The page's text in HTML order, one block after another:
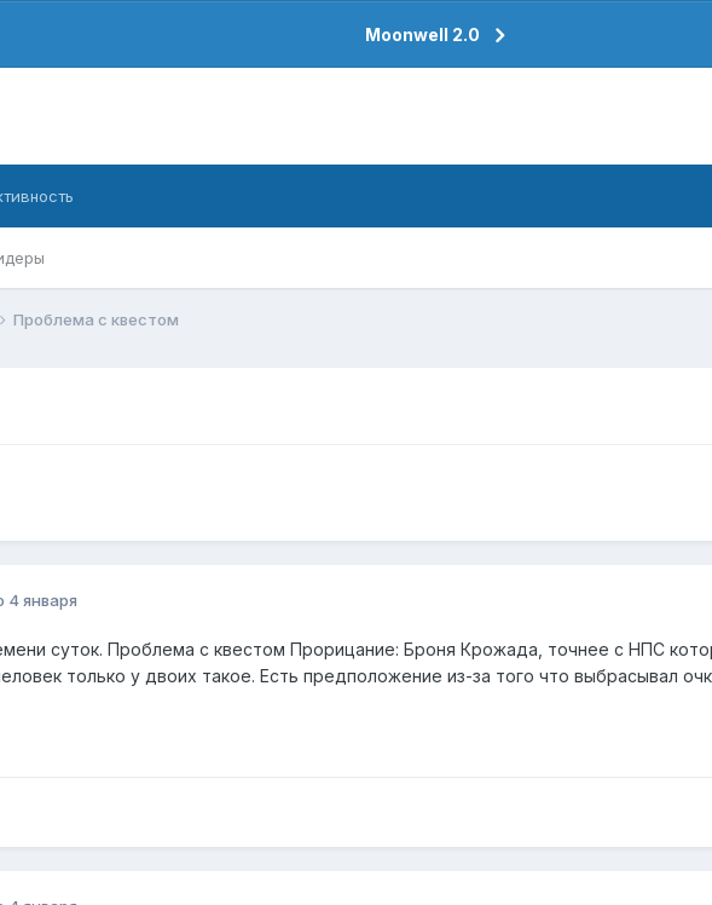
Moonwell 2.0
Проблема с квестом
4 января
суток. Проблема с квестом Прорицание: Броня Крожада, точнее с НПС
только у двоих такое. Есть предположение из-за того что выбрасывал